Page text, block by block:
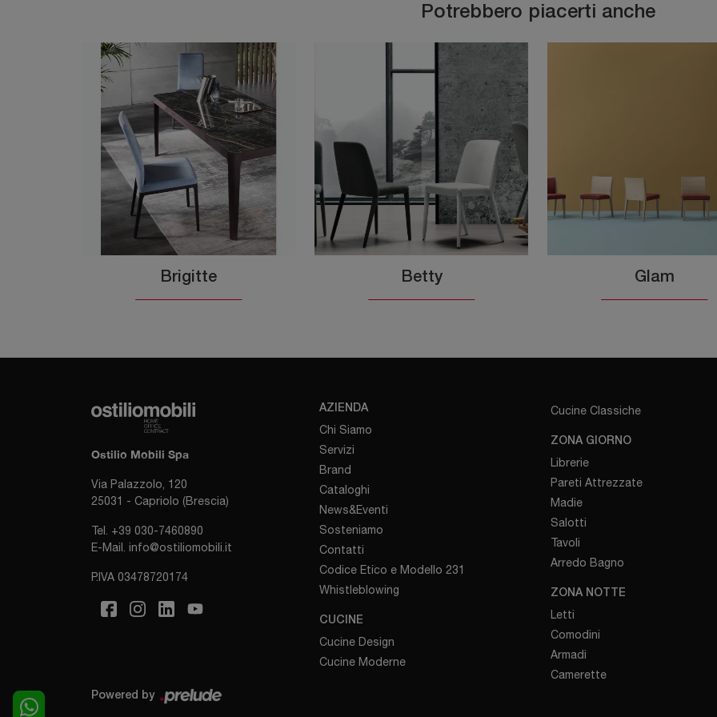
Potrebbero piacerti anche
Brigitte Betty Glam
Ostilio Mobili Spa
Via Palazzolo, 120
25031 - Capriolo (Brescia)
Tel. +39 030-7460890
E-Mail. info@ostiliomobili.it
P.IVA 03478720174
AZIENDA
Chi Siamo
Servizi
Brand
Cataloghi
News&Eventi
Sosteniamo
Contatti
Codice Etico e Modello 231
Whistleblowing
CUCINE
Cucine Design
Cucine Moderne
Cucine Classiche
ZONA GIORNO
Librerie
Pareti Attrezzate
Madie
Salotti
Tavoli
Arredo Bagno
ZONA NOTTE
Letti
Comodini
Armadi
Camerette
Powered by